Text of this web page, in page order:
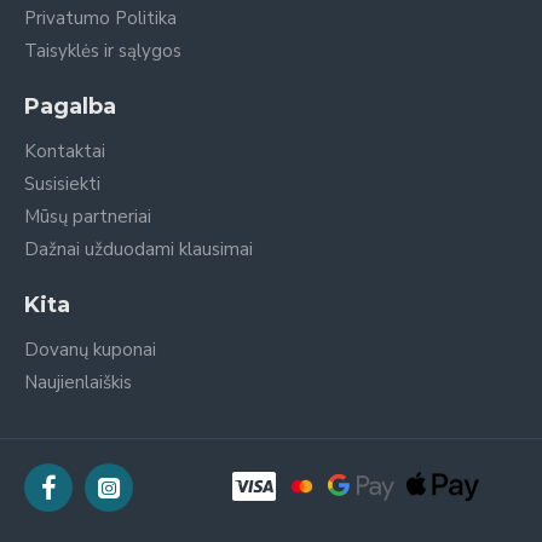
Privatumo Politika
Taisyklės ir sąlygos
Pagalba
Kontaktai
Susisiekti
Mūsų partneriai
Dažnai užduodami klausimai
Kita
Dovanų kuponai
Naujienlaiškis